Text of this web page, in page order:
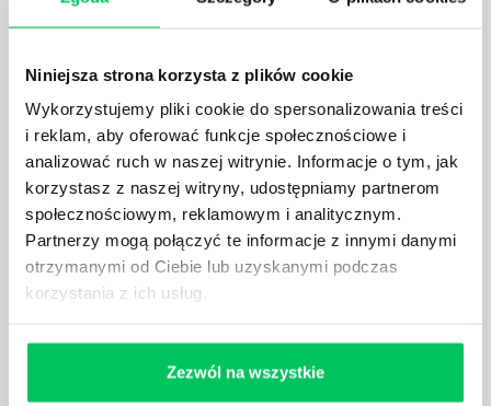
Niniejsza strona korzysta z plików cookie
Wykorzystujemy pliki cookie do spersonalizowania treści
i reklam, aby oferować funkcje społecznościowe i
analizować ruch w naszej witrynie. Informacje o tym, jak
korzystasz z naszej witryny, udostępniamy partnerom
społecznościowym, reklamowym i analitycznym.
Partnerzy mogą połączyć te informacje z innymi danymi
otrzymanymi od Ciebie lub uzyskanymi podczas
korzystania z ich usług.
Zezwól na wszystkie
działu.
JAKĄ METODĘ ZARZĄDZANIA POWINIEN ZNAĆ
KAŻDY MENEDŻER?
Istnieje wiele metod zarządzania, które mogą okazać
się niezwykle przydatne. Zarządzanie zasobami
ludzkimi oraz poszczególnymi etapami projektu nie
jest jednak łatwe i warto mieć tego świadomość.